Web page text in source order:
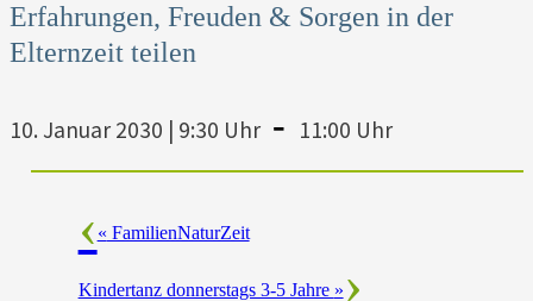
Erfahrungen, Freuden & Sorgen in der
Elternzeit teilen
10. Januar 2030 | 9:30 Uhr - 11:00 Uhr
« FamilienNaturZeit
Kindertanz donnerstags 3-5 Jahre »